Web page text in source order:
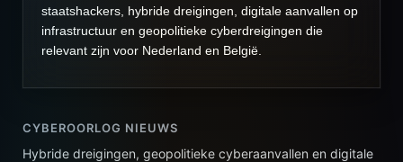
staatshackers, hybride dreigingen, digitale aanvallen op
infrastructuur en geopolitieke cyberdreigingen die
relevant zijn voor Nederland en België.
CYBEROORLOG NIEUWS
Hybride dreigingen, geopolitieke cyberaanvallen en digitale